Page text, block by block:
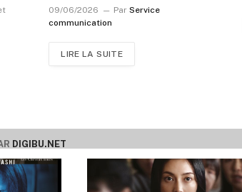
09/06/2026 Par Service
communication
LIRE LA SUITE
DIGIBU.NET